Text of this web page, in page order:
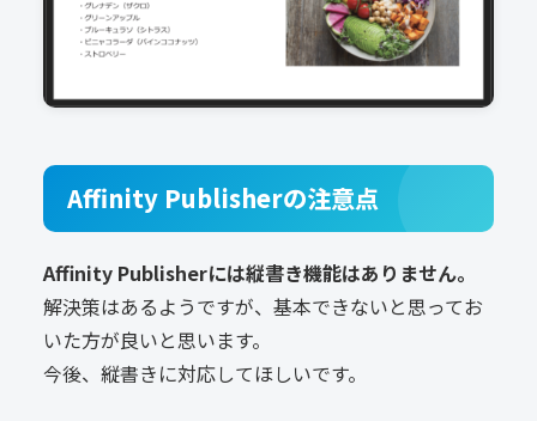
Affinity Publisherの注意点
Affinity Publisherには縦書き機能はありません。
解決策はあるようですが、基本できないと思ってお
いた方が良いと思います。
今後、縦書きに対応してほしいです。